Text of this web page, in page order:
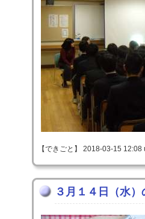
【できごと】 2018-03-15
３月１４日（水）